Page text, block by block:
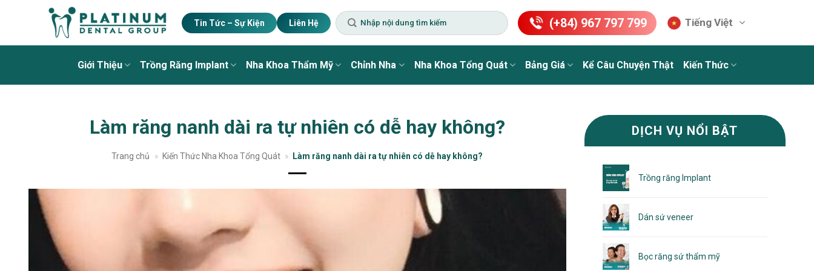
Tin Tức – Sự Kiện Liên Hệ (+84) 967 797 799 Tiếng Việt
Giới Thiệu Trồng Răng Implant Nha Khoa Thẩm Mỹ Chỉnh Nha Nha Khoa Tổng Quát Bảng Giá Kể Câu Chuyện Thật Kiến Thức
Làm răng nanh dài ra tự nhiên có dễ hay không?
Trang chủ » Kiến Thức Nha Khoa Tổng Quát » Làm răng nanh dài ra tự nhiên có dễ hay không?
DỊCH VỤ NỔI BẬT
Trồng răng Implant
Dán sứ veneer
Bọc răng sứ thẩm mỹ